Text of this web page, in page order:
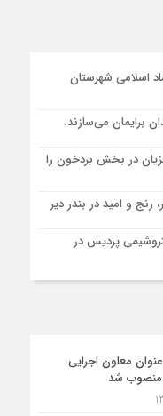
شهری مرکز استان
جهان؛ جنوب و شرق ایران
اسلامی شهرستان
برایمان می‌سازند.
در بخش بردخون را
رنج و امید در بندر دیر
پتروشیمی پردیس در
معاون اجرایی
منصوب شد